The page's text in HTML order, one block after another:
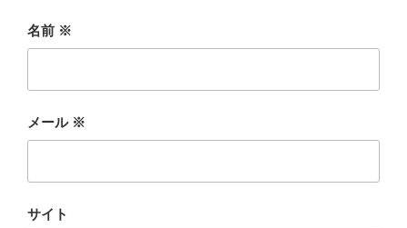
名前 ※
メール ※
サイト